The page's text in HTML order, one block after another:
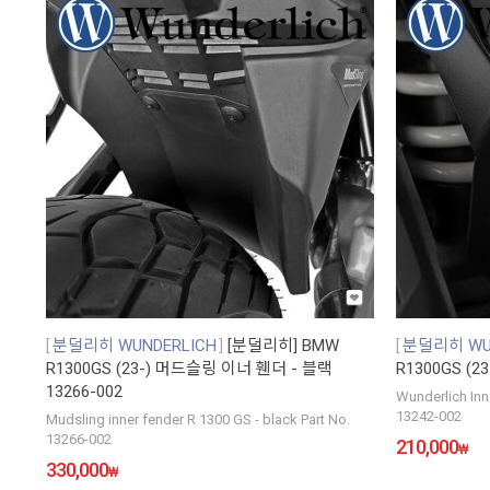
분덜리히 WUNDERLICH
[분덜리히] BMW
R1300GS (23-) 머드슬링 이너 휀더 - 블랙
13266-002
Mudsling inner fender R 1300 GS - black Part No.
13266-002
330,000₩
분덜리히
R1300GS
Wunderlich
13242-002
210,000₩